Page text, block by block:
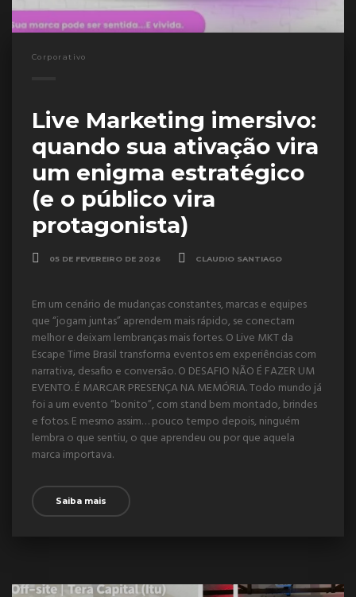
Corporativo
Live Marketing imersivo:
quando sua ativação vira
um enigma estratégico
(e o público vira
protagonista)
05 DE FEVEREIRO DE 2026 CLAUDIO SANTIAGO
Em um cenário de mudanças constantes, marcas e equipes
que “jogam juntas” aprendem mais rápido, se conectam
melhor e deixam lembranças mais fortes. O Live MKT da
Escape Time Brasil transforma eventos em experiências com
narrativa, desafio e conversão. O DESAFIO NÃO É FAZER UM
EVENTO. É MARCAR PRESENÇA NA MEMÓRIA. Todo mundo já
foi a um evento “bonito”, com stand bem montado, brindes
e fotos. E mesmo assim… pouco tempo depois, ninguém
lembra o que sentiu, o que aprendeu ou por que aquela
marca importava.
Saiba mais